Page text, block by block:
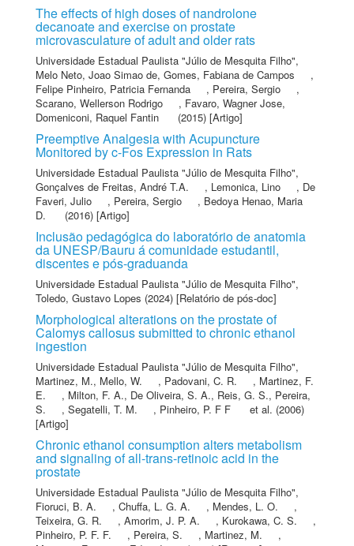
The effects of high doses of nandrolone
decanoate and exercise on prostate
microvasculature of adult and older rats
Universidade Estadual Paulista "Júlio de Mesquita Filho",
Melo Neto, Joao Simao de, Gomes, Fabiana de Campos
,
Felipe Pinheiro, Patricia Fernanda
, Pereira, Sergio
,
Scarano, Wellerson Rodrigo
, Favaro, Wagner Jose,
Domeniconi, Raquel Fantin
(2015) [Artigo]
Preemptive Analgesia with Acupuncture
Monitored by c-Fos Expression in Rats
Universidade Estadual Paulista "Júlio de Mesquita Filho",
Gonçalves de Freitas, André T.A.
, Lemonica, Lino , De
Faveri, Julio
, Pereira, Sergio , Bedoya Henao, Maria
D.
(2016) [Artigo]
Inclusão pedagógica do laboratório de anatomia
da UNESP/Bauru á comunidade estudantil,
discentes e pós-graduanda
Universidade Estadual Paulista "Júlio de Mesquita Filho",
Toledo, Gustavo Lopes (2024) [Relatório de pós-doc]
Morphological alterations on the prostate of
Calomys callosus submitted to chronic ethanol
ingestion
Universidade Estadual Paulista "Júlio de Mesquita Filho",
Martinez, M., Mello, W. , Padovani, C. R. , Martinez, F.
E.
, Milton, F. A., De Oliveira, S. A., Reis, G. S., Pereira,
S.
, Segatelli, T. M. , Pinheiro, P. F F et al. (2006)
[Artigo]
Chronic ethanol consumption alters metabolism
and signaling of all-trans-retinoic acid in the
prostate
Universidade Estadual Paulista "Júlio de Mesquita Filho",
Fioruci, B. A.
, Chuffa, L. G. A. , Mendes, L. O.
,
Teixeira, G. R.
, Amorim, J. P. A. , Kurokawa, C. S.
,
Pinheiro, P. F. F.
, Pereira, S. , Martinez, M.
,